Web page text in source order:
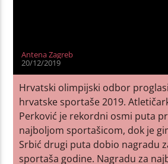
Antena Zagreb
20/12/2019
Hrvatski olimpijski odbor
hrvatske sportaše 2019.
Perković je rekordni osmi puta
najboljom sportašicom, dok je
Srbić drugi puta dobio nagradu
sportaša godine. Nagradu za